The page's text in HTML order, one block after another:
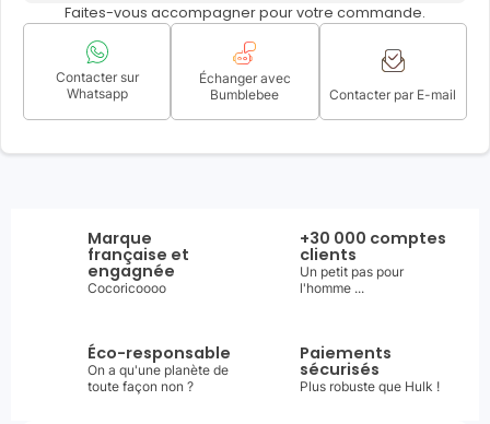
Faites-vous accompagner pour votre commande.
Contacter sur
Whatsapp
Échanger avec
Bumblebee
Contacter par E-mail
Marque
française et
engagnée
Cocoricoooo
+30 000 comptes
clients
Un petit pas pour
l'homme ...
Éco-responsable
On a qu'une planète de
toute façon non ?
Paiements
sécurisés
Plus robuste que Hulk !